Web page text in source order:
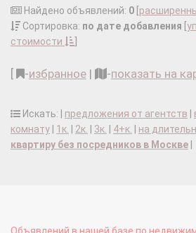
Найдено объявлений: 0
Сортировка: по дате добавления
стоимости
-избранное | -показать на
Искать: | предложения от агентств
комнату
1к. 2к. 3к. 4+к. на
квартиру без посредников в Москве